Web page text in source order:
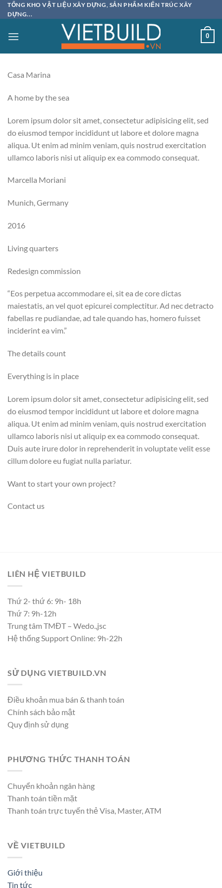
Bỏ
qua
dung
TỔNG KHO VẬT LIỆU XÂY DỰNG, SẢN PHẨM KIẾN TRÚC XÂY
DỰNG...
0
Casa Marina
A home by the sea
Lorem ipsum dolor sit amet, consectetur adipisicing elit, sed
do eiusmod tempor incididunt ut labore et dolore magna
aliqua. Ut enim ad minim veniam, quis nostrud exercitation
ullamco laboris nisi ut aliquip ex ea commodo consequat.
Marcella Moriani
Munich, Germany
2016
Living quarters
Redesign commission
“Eos perpetua accommodare ei, sit ea de core dictas
maiestatis, an vel quot epicurei complectitur. Ad nec detracto
fabellas re pudiandae, ad tale quando has, homero fuisset
inciderint ea vim.”
The details count
Everything is in place
Lorem ipsum dolor sit amet, consectetur adipisicing elit, sed
do eiusmod tempor incididunt ut labore et dolore magna
aliqua. Ut enim ad minim veniam, quis nostrud exercitation
ullamco laboris nisi ut aliquip ex ea commodo consequat.
Duis aute irure dolor in reprehenderit in voluptate velit esse
cillum dolore eu fugiat nulla pariatur.
Want to start your own project?
Contact us
LIÊN HỆ VIETBUILD
Thứ 2- thứ 6: 9h- 18h
Thứ 7: 9h-12h
Trung tâm TMĐT – Wedo.,jsc
Hệ thống Support Online: 9h-22h
SỬ DỤNG VIETBUILD.VN
Điều khoản mua bán & thanh toán
Chính sách bảo mật
Quy định sử dụng
PHƯƠNG THỨC THANH TOÁN
Chuyển khoản ngân hàng
Thanh toán tiền mặt
Thanh toán trực tuyến thẻ Visa, Master, ATM
VỀ VIETBUILD
Giới thiệu
Tin tức